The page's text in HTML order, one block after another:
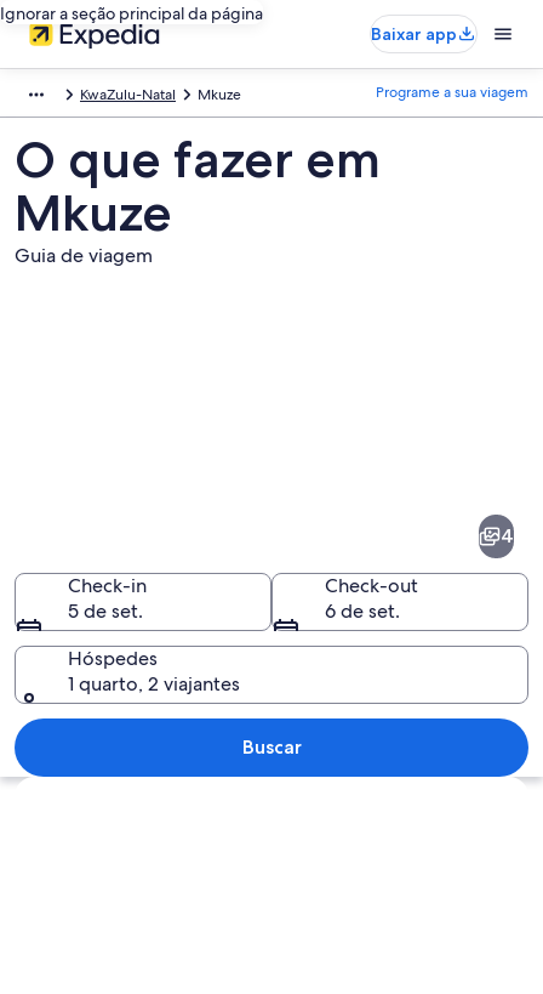
Ignorar a seção principal da página
Baixar app
KwaZulu-Natal Mkuze Programe a sua viagem
O que fazer em
Mkuze
Guia de viagem
Duas antílopes bebendo água numa
4
Check-in
5 de set.
Check-out
6 de set.
Hóspedes
1 quarto, 2 viajantes
Buscar
Explorar mapa